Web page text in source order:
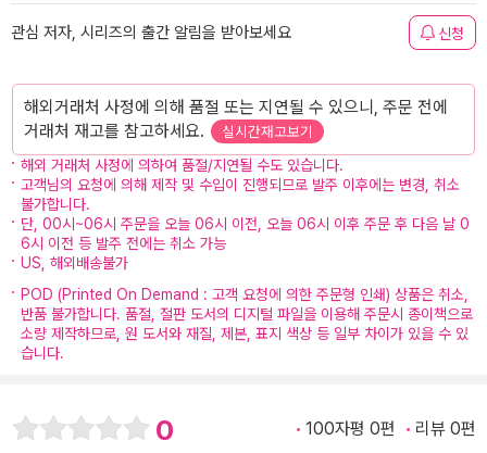
관심 저자, 시리즈의 출간 알림을 받아보세요 신청
해외거래처 사정에 의해 품절 또는 지연될 수 있으니, 주문 전에
거래처 재고를 참고하세요.
실시간재고보기
해외 거래처 사정에 의하여 품절/지연될 수도 있습니다.
고객님의 요청에 의해 제작 및 수입이 진행되므로 발주 이후에는 변경, 취소
불가합니다.
단, 00시~06시 주문을 오늘 06시 이전, 오늘 06시 이후 주문 후 다음 날 0
6시 이전 등 발주 전에는 취소 가능
US, 해외배송불가
POD (Printed On Demand : 고객 요청에 의한 주문형 인쇄) 상품은 취소,
반품 불가합니다. 품절, 절판 도서의 디지털 파일을 이용해 주문시 종이책으로
소량 제작하므로, 원 도서와 재질, 제본, 표지 색상 등 일부 차이가 있을 수 있
습니다.
0 100자평 0편 리뷰 0편